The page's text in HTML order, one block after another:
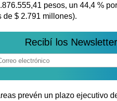
pesos, un 44,4 %
de $ 2.791 millones).
Recibí los
prevén un plazo ejecutivo